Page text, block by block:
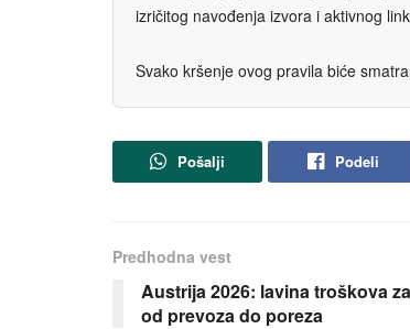
izričitog navođenja izvora i aktivnog
Svako kršenje ovog pravila biće
Pošalji Podeli
Predhodna vest
Austrija 2026: lavina troškova
od prevoza do poreza